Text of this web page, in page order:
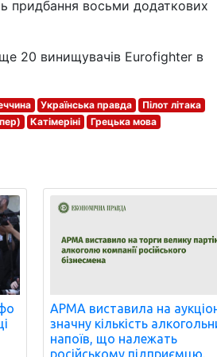
придбання восьми додаткових
20 винищувачів Eurofighter в
Українська правда
Пілот літака
Катімеріні
Грецька мова
АРМА виставила на
значну кількість
напоїв, що належать
російському підприємцю.